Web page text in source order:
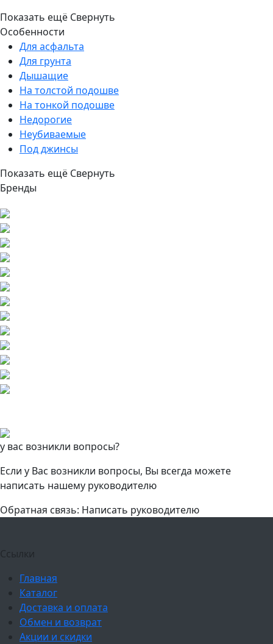
Показать ещё Свернуть
Особенности
Для асфальта
Для грунта
Дышащие
На толстой подошве
На тонкой подошве
Недорогие
Неубиваемые
Под джинсы
Показать ещё Свернуть
Бренды
у вас возникли вопросы?
Если у Вас возникли вопросы, Вы всегда можете
написать нашему руководителю
Обратная связь: Написать руководителю
Ссылки
Главная
Каталог
Доставка и оплата
Обмен и возврат
Акции и скидки